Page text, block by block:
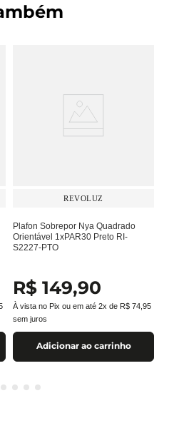
REVOLUZ
Plafon Sobrepor Nya Quadrado
Orientável 1xPAR30 Preto RI-
S2227-PTO
R$ 149,90
À vista no Pix ou em até 2x de R$ 74 95
sem juros
Adicionar ao carrinho